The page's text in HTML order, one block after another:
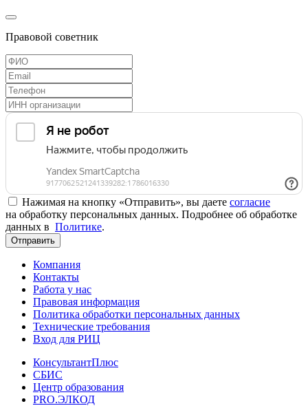
Правовой советник
Нажимая на кнопку «Отправить», вы даете согласие
на обработку персональных данных. Подробнее об обработке
данных в Политике.
Отправить
Компания
Контакты
Работа у нас
Правовая информация
Политика обработки персональных данных
Технические требования
Вход для РИЦ
КонсультантПлюс
СБИС
Центр образования
PRO.ЭЛКОД